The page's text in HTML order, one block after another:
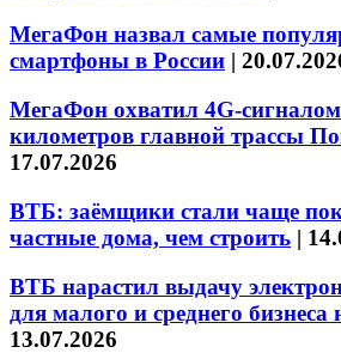
МегаФон назвал самые
смартфоны в России |
МегаФон охватил 4G-сигналом
километров главной трассы
17.07.2026
ВТБ: заёмщики стали чаще
частные дома, чем строить |
ВТБ нарастил выдачу
для малого и среднего бизнеса
13.07.2026